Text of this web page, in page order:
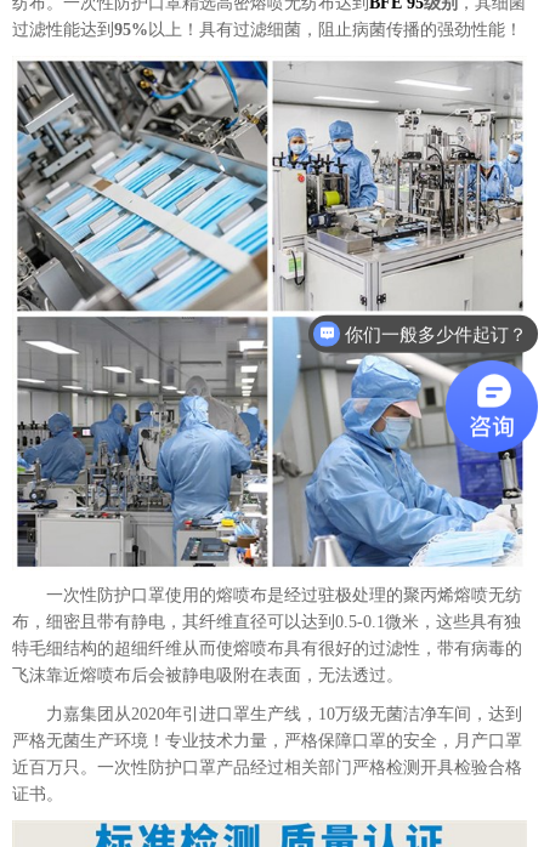
过滤性能达到 95% 以上！具有过滤细菌，阻止病菌传播的强劲性能！
一次性防护口罩使用的熔喷布是经过驻极处理的聚丙烯熔喷无纺
布，细密且带有静电，其纤维直径可以达到0.5-0.1微米，这些具有独
特毛细结构的超细纤维从而使熔喷布具有很好的过滤性，带有病毒的
飞沫靠近熔喷布后会被静电吸附在表面，无法透过。
力嘉集团从2020年引进口罩生产线，10万级无菌洁净车间，达到
严格无菌生产环境！专业技术力量，严格保障口罩的安全，月产口罩
近百万只。一次性防护口罩产品经过相关部门严格检测开具检验合格
证书。
你们一般多少件起订？